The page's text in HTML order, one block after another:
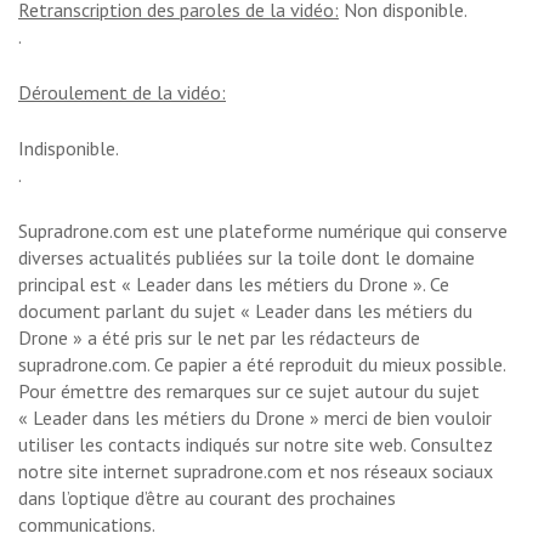
Retranscription des paroles de la vidéo: Non disponible.
.
Déroulement de la vidéo:
Indisponible.
.
Supradrone.com est une plateforme numérique qui conserve
diverses actualités publiées sur la toile dont le domaine
principal est « Leader dans les métiers du Drone ». Ce
document parlant du sujet « Leader dans les métiers du
Drone » a été pris sur le net par les rédacteurs de
supradrone.com. Ce papier a été reproduit du mieux possible.
Pour émettre des remarques sur ce sujet autour du sujet
« Leader dans les métiers du Drone » merci de bien vouloir
utiliser les contacts indiqués sur notre site web. Consultez
notre site internet supradrone.com et nos réseaux sociaux
dans l’optique d’être au courant des prochaines
communications.